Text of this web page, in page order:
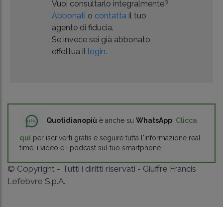
Vuoi consultarlo integralmente?
Abbonati o contattail tuo
agente di fiducia.
Se invece sei già abbonato,
effettua il login.
Quotidianopiù è anche su WhatsApp! Clicca
qui per iscriverti gratis e seguire tutta l'informazione real
time, i video e i podcast sul tuo smartphone.
© Copyright - Tutti i diritti riservati - Giuffrè Francis
Lefebvre S.p.A.